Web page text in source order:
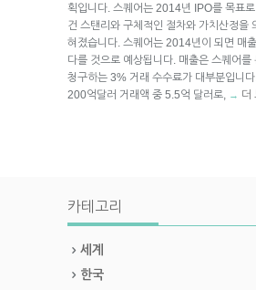
획입니다. 스퀘어는 2014년 IPO를 목표
건 스탠리와 구체적인 절차와 가치산정을
혀졌습니다. 스퀘어는 2014년이 되면 매
다를 것으로 예상됩니다. 매출은 스퀘어를
청구하는 3% 거래 수수료가 대부분입니
200억달러 거래액 중 5.5억 달러로,
→ 더
카테고리
세계
한국